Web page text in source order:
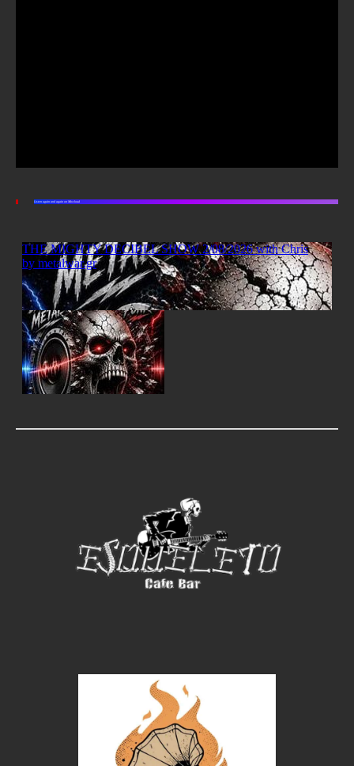
Listen again and again on Mixcloud